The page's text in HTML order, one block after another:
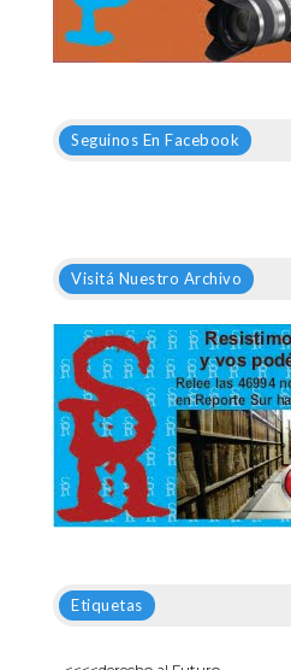
Seguinos En Facebook
Visitá Nuestro Archivo
Etiquetas